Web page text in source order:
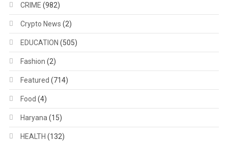
CRIME (982)
Crypto News (2)
EDUCATION (505)
Fashion (2)
Featured (714)
Food (4)
Haryana(15)
HEALTH (132)